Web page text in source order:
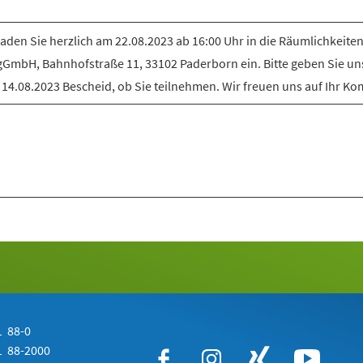
Sie herzlich am 22.08.2023 ab 16:00 Uhr in die
Bahnhofstraße 11, 33102 Paderborn ein. Bitte geben Sie
Bescheid, ob Sie teilnehmen. Wir freuen uns auf Ihr
88-0
88-2000